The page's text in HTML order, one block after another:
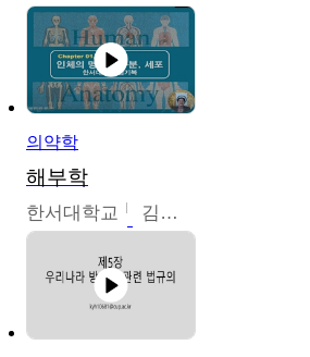
의약학
해부학
한서대학교 김기복